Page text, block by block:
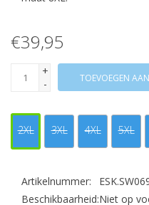
€39,95
+
-
TOEVOEGEN
2XL 3XL 4XL 5XL
Artikelnummer:
Beschikbaarheid:Niet op